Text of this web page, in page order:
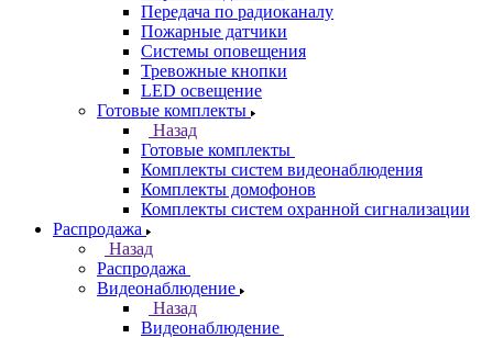
Передача по радиоканалу
Пожарные датчики
Системы оповещения
Тревожные кнопки
LED освещение
Готовые комплекты
Назад
Готовые комплекты
Комплекты систем видеонаблюдения
Комплекты домофонов
Комплекты систем охранной сигнализации
Распродажа
Назад
Распродажа
Видеонаблюдение
Назад
Видеонаблюдение